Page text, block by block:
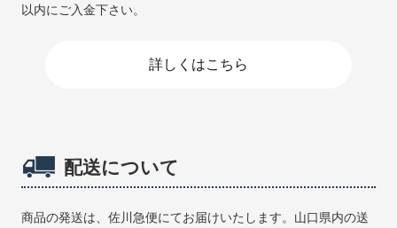
以内にご入金下さい。
詳しくはこちら
配送について
商品の発送は、佐川急便にてお届けいたします。山口県内の送